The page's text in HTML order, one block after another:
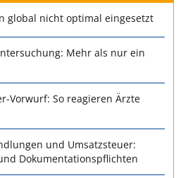
global nicht optimal eingesetzt
Mehr als nur ein
Vorwurf: So reagieren Ärzte
und Umsatzsteuer:
Dokumentationspflichten